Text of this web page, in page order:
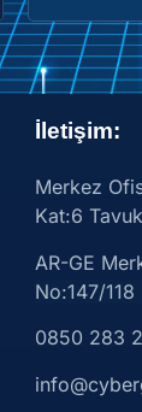
İletişim:
Merkez
Kat:6
AR-GE
No:147/
0850 283